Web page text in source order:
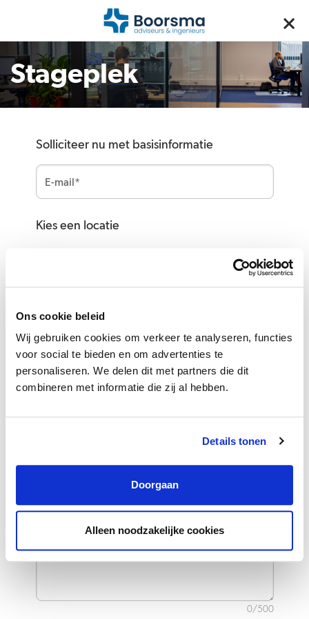
Ons cookie beleid
Wij gebruiken cookies om verkeer te analyseren, functies
voor social te bieden en om advertenties te
personaliseren. We delen dit met partners die dit
combineren met informatie die zij al hebben.
Details tonen
Doorgaan
Alleen noodzakelijke cookies
Stageplek
Solliciteer nu met basisinformatie
Kies een locatie
Upload cv*
Voeg meer info toe om je kansen te
0/500